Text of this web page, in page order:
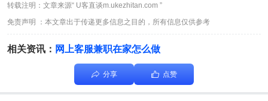
转载注明：文章来源“ U客直谈m.ukezhitan.com ”
免责声明 ：本文章出于传递更多信息之目的，所有信息仅供参考
相关资讯： 网上客服兼职在家怎么做
分享 点赞